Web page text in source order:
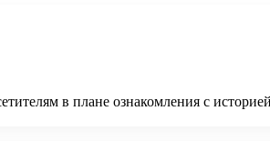
в плане ознакомления с